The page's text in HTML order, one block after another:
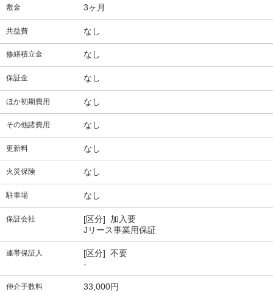
敷金 3ヶ月
共益費 なし
修繕積立金 なし
保証金 なし
ほか初期費用 なし
その他諸費用 なし
更新料 なし
火災保険 なし
駐車場 なし
保証会社
[区分] 加入要
Jリース事業用保証
連帯保証人
[区分] 不要
-
仲介手数料 33,000円